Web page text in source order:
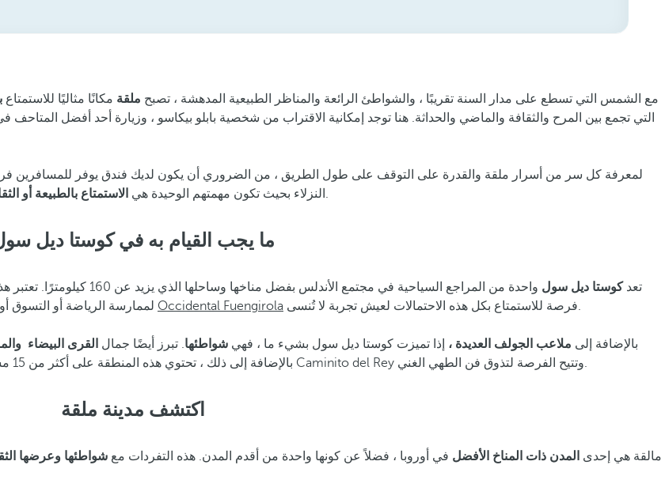
مع الشمس التي تسطع على مدار السنة تقريبًا ، والشواطئ الرائعة والمناظر الطبيعية المدهشة ، تصبح ملقة مكانًا مثاليًا للاستمتاع
التي تجمع بين المرح والثقافة والماضي والحداثة. هنا توجد إمكانية الاقتراب من شخصية بابلو بيكاسو ، وزيارة أحد أفضل المتاحف
لمعرفة كل سر من أسرار ملقة والقدرة على التوقف على طول الطريق ، من الضروري أن يكون لديك فندق يوفر للمسافرين
النزلاء بحيث تكون مهمتهم الوحيدة هي الاستمتاع بالطبيعة أو في هذه المقاطعة التي يغمرها البحر الأبيض المتوسط.
ما يجب القيام به في كوستا ديل
تعدكوستا ديل سول
واحدة من المراجع السياحية في
Occidental Fuengirola فرصة للاستمتاع بكل هذه الاحتمالات لعيش تجربة لا تُنسى.
بالإضافة إلى ملاعب الجولف العديدة ، إذا تميزت كوستا ديل سول بشيء ما ، فهي شواطئها. تبرز أيضًا جمال القرى البيضاء
Balcon de Europa وكهوف Nerja. بالإضافة إلى ذلك ، تحتوي هذه المنطقة على أكثر من 15 مساحة طبيعية محمية ، وتقدم مغامرات مثل Caminito del Rey وتتيح الفرصة لتذوق فن الطهي الغني.
اكتشف مدينة ملقة
مالقة هي إحدى المدن ذات المناخ الأفضل في أوروبا ، فضلاً عن كونها واحدة من أقدم المدن. هذه التفردات مع شواطئها وعرضها